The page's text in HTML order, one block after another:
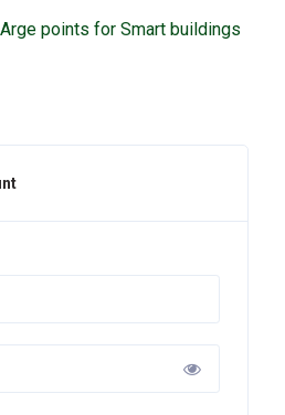
points for Smart buildings